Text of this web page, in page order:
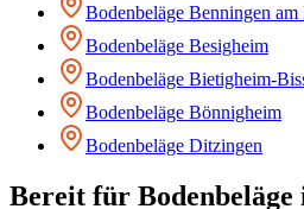
Bodenbeläge Benningen am
Bodenbeläge Besigheim
Bodenbeläge Bietigheim-
Bodenbeläge Bönnigheim
Bodenbeläge Ditzingen
Bereit für Bodenbeläge